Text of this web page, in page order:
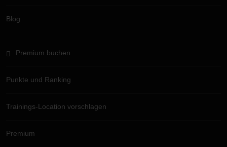
Blog
Premium buchen
Punkte und Ranking
Trainings-Location vorschlagen
Premium